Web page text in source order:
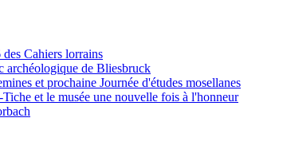
Cahiers lorrains
archéologique de Bliesbruck
et prochaine Journée d'études mosellanes
et le musée une nouvelle fois à l'honneur